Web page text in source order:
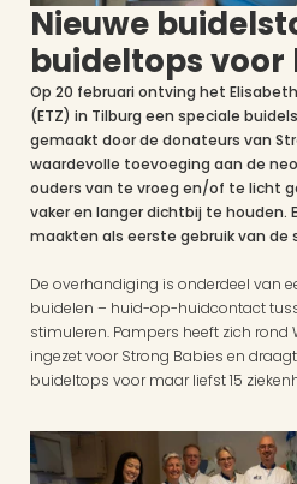
Nieuwe
buideltops voor
Op 20 februari ontving het
(ETZ) in Tilburg een speciale
gemaakt door de donateurs van
waardevolle toevoeging aan de
ouders van te vroeg en/of te licht
vaker en langer dichtbij te houden.
maakten als eerste gebruik van de
De overhandiging is onderdeel van
buidelen – huid-op-huidcontact
stimuleren. Pampers heeft zich rond
ingezet voor Strong Babies en
buideltops voor maar liefst 15